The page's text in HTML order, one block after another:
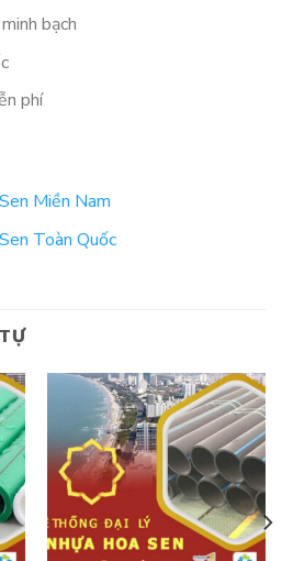
bạch
phí
Miền Nam
Toàn Quốc